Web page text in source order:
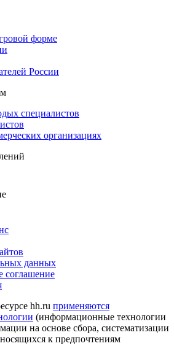
форме
России
специалистов
организациях
данных
соглашение
hh.ru применяются
(информационные технологии
на основе сбора, систематизации
к предпочтениям